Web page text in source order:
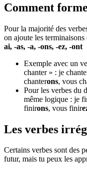
Comment
Pour la majorité des
on ajoute les
ai, -as, -a, -ons, -ez, -ont
Exemple avec un
chanter » : je
chanterons, vous
Pour les verbes du
même logique : je
finirons, vous finir
Les verbes
Certains verbes sont des
futur, mais tu peux les